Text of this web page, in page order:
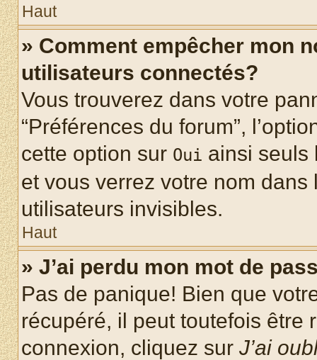
Haut
» Comment empêcher mon
utilisateurs connectés?
Vous trouverez dans votre
“Préférences du forum”,
cette option sur Oui ainsi seuls
et vous verrez votre nom
utilisateurs invisibles.
Haut
» J’ai perdu mon mot de
Pas de panique! Bien que
récupéré, il peut toutefois être
connexion, cliquez sur J’ai